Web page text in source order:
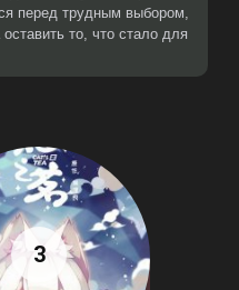
перед трудным выбором,
то, что стало для